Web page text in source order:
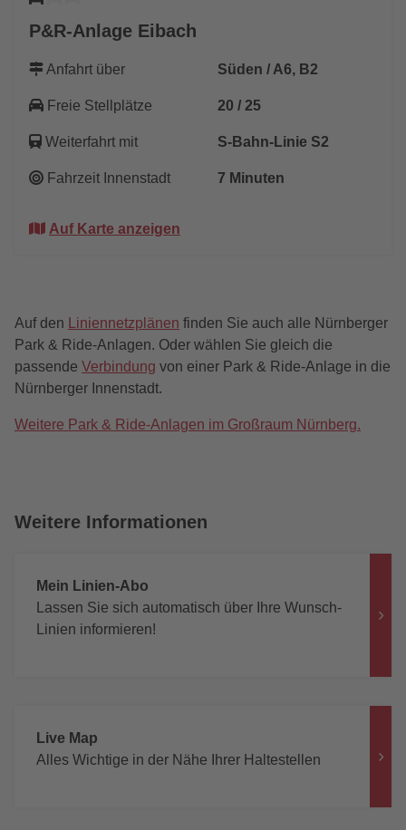
P&R-Anlage Eibach
Anfahrt über Süden / A6, B2
Freie Stellplätze 20 / 25
Weiterfahrt mit S-Bahn-Linie S2
Fahrzeit Innenstadt 7 Minuten
Auf Karte anzeigen
Auf den Liniennetzplänen finden Sie auch alle Nürnberger
Park & Ride-Anlagen. Oder wählen Sie gleich die
passende Verbindung von einer Park & Ride-Anlage in die
Nürnberger Innenstadt.
Weitere Park & Ride-Anlagen im Großraum Nürnberg.
Weitere Informationen
Mein Linien-Abo
Lassen Sie sich automatisch über Ihre Wunsch-
Linien informieren!
Live Map
Alles Wichtige in der Nähe Ihrer Haltestellen